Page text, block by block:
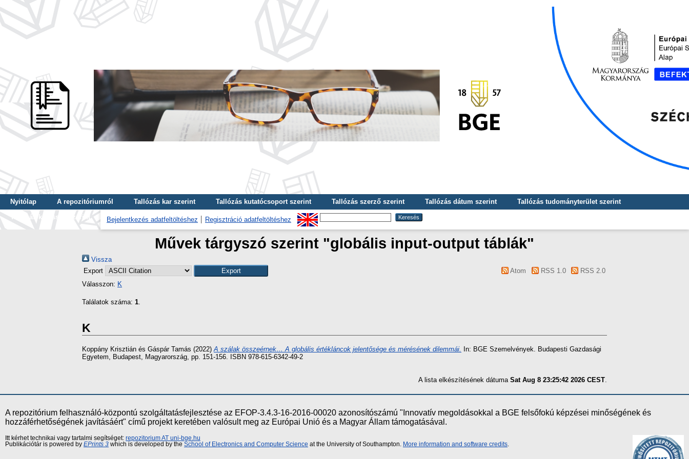
Nyitólap A repozitóriumról Tallózás kar szerint Tallózás kutatócsoport szerint Tallózás szerző szerint Tallózás dátum szerint
Tallózás tudományterület szerint
Tallózás kulcsszó szerint
Bejelentkezés adatfeltöltéshez Regisztráció adatfeltöltéshez
Művek tárgyszó szerint "globális input-output táblák"
Vissza
Export
Atom RSS 1.0
RSS 2.0
Válasszon: K
Találatok száma: 1.
K
Koppány Krisztián és Gáspár Tamás (2022)A szálak összeérnek… A globális értékláncok jelentősége és mérésének dilemmái.
In: BGE Szemelvények. Budapesti Gazdasági
Egyetem, Budapest, Magyarország, pp. 151-156. ISBN 978-615-6342-49-2
A lista elkészítésének dátuma Sat Aug 8 23:25:42 2026 CEST.
A repozitórium felhasználó-központú szolgáltatásfejlesztése az EFOP-3.4.3-16-2016-00020 azonosítószámú "Innovatív megoldásokkal a BGE felsőfokú képzései minőségének és
hozzáférhetőségének javításáért" című projekt keretében valósult meg az Európai Unió és a Magyar Állam támogatásával.
Itt kérhet technikai vagy tartalmi segítséget: repozitorium AT uni-bge.hu
Publikációtár is powered by EPrints 3 which is developed by the School of Electronics and Computer Science at the University of Southampton. More information and software credits